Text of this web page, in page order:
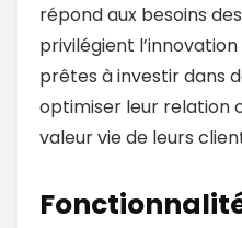
répond aux besoins
privilégient
prêtes à investir dans
optimiser leur relation
valeur vie de leurs